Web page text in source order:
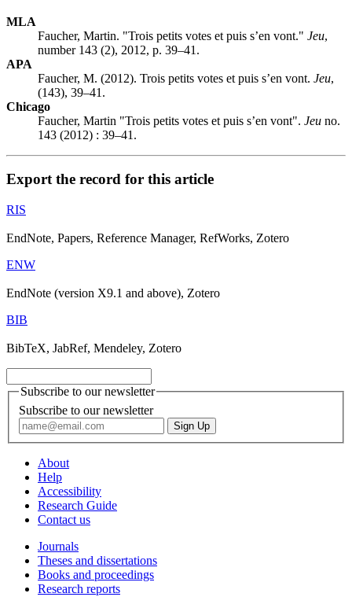
MLA
Faucher, Martin. "Trois petits votes et puis s’en vont." Jeu,
number 143 (2), 2012, p. 39–41.
APA
Faucher, M. (2012). Trois petits votes et puis s’en vont. Jeu,
(143), 39–41.
Chicago
Faucher, Martin "Trois petits votes et puis s’en vont". Jeu no.
143 (2012) : 39–41.
Export the record for this article
RIS
EndNote, Papers, Reference Manager, RefWorks, Zotero
ENW
EndNote (version X9.1 and above), Zotero
BIB
BibTeX, JabRef, Mendeley, Zotero
Subscribe to our newsletter
Subscribe to our newsletter
About
Help
Accessibility
Research Guide
Contact us
Journals
Theses and dissertations
Books and proceedings
Research reports